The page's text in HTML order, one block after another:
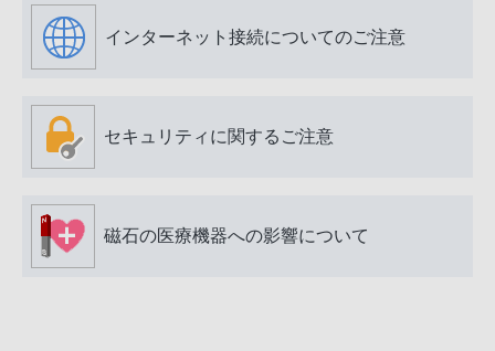
インターネット接続についてのご注意
セキュリティに関するご注意
磁石の医療機器への影響について